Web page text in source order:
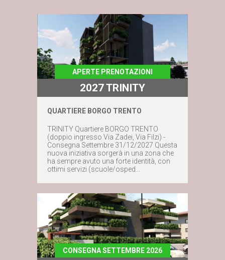
APERTE PRENOTAZIONI
2027 TRINITY
QUARTIERE BORGO TRENTO
TRINITY Quartiere BORGO TRENTO
(doppio ingresso Via Zadei, Via Filzi) -
Consegna Settembre 31/12/2027 Questa
nuova iniziativa sorgerà in una zona che
ha sempre avuto una forte identità, con
ottimi servizi (scuole/osped...
CONSEGNA SETTEMBRE 2026